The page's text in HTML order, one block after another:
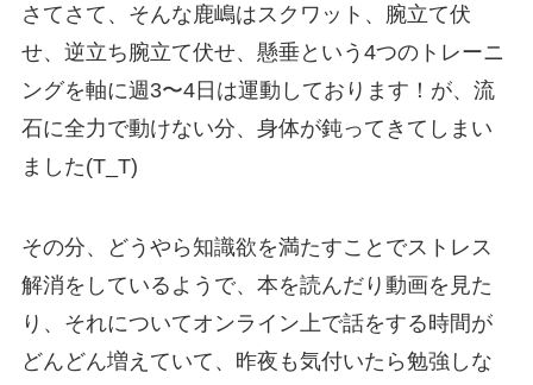
さてさて、そんな鹿嶋はスクワット、腕立て伏
せ、逆立ち腕立て伏せ、懸垂という4つのトレーニ
ングを軸に週3〜4日は運動しております！が、流
石に全力で動けない分、身体が鈍ってきてしまい
ました(T_T)
その分、どうやら知識欲を満たすことでストレス
解消をしているようで、本を読んだり動画を見た
り、それについてオンライン上で話をする時間が
どんどん増えていて、昨夜も気付いたら勉強しな